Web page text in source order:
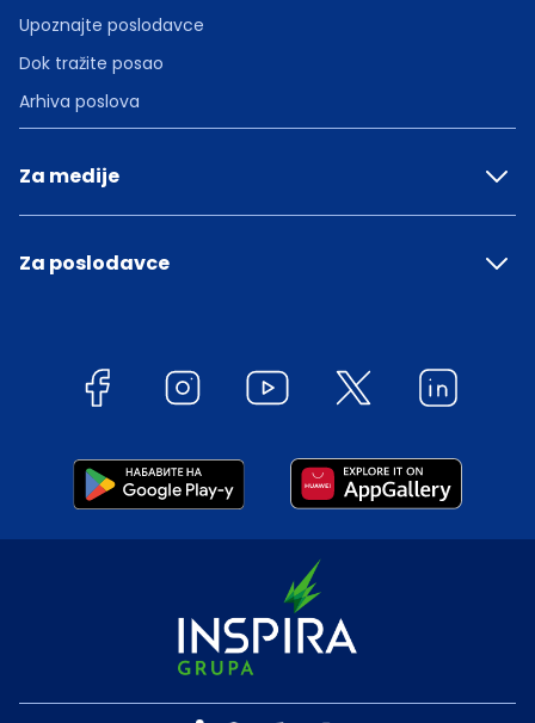
Upoznajte poslodavce
Dok tražite posao
Arhiva poslova
Za medije
Za poslodavce